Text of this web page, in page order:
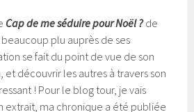
Cap de me séduire pour Noël ?de
beaucoup plu auprès de ses
se fait du point de vue de son
et découvrir les autres à travers son
! Pour le blog tour, je vais
extrait, ma chronique a été publiée